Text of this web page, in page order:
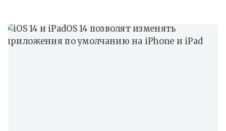
iPadOS. И, конечно, новые обои. Если